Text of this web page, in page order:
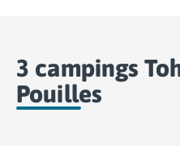
Camping Cabourg
Camping Caen
Camping Honfleur
3 campings
Pouilles